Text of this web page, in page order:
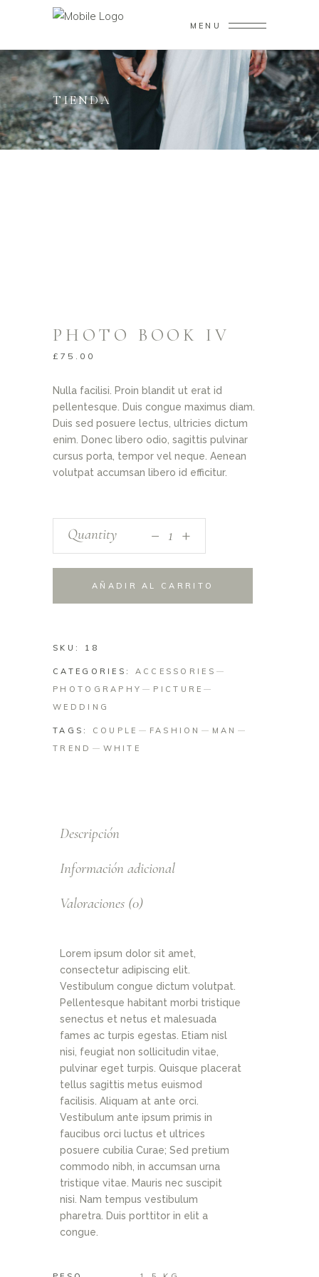
MENU
TIENDA
PHOTO BOOK IV
£ 75.00
Nulla facilisi. Proin blandit ut erat id
pellentesque. Duis congue maximus diam.
Duis sed posuere lectus, ultricies dictum
enim. Donec libero odio, sagittis pulvinar
cursus porta, tempor vel neque. Aenean
volutpat accumsan libero id efficitur.
Quantity +
AÑADIR AL CARRITO
SKU: 18
CATEGORIES: ACCESSORIES
PHOTOGRAPHY
PICTURE
WEDDING
TAGS: COUPLE FASHION
MAN
TREND
WHITE
Descripción
Información adicional
Valoraciones (0)
Lorem ipsum dolor sit amet,
consectetur adipiscing elit.
Vestibulum congue dictum volutpat.
Pellentesque habitant morbi tristique
senectus et netus et malesuada
fames ac turpis egestas. Etiam nisl
nisi, feugiat non sollicitudin vitae,
pulvinar eget turpis. Quisque placerat
tellus sagittis metus euismod
facilisis. Aliquam at ante orci.
Vestibulum ante ipsum primis in
faucibus orci luctus et ultrices
posuere cubilia Curae; Sed pretium
commodo nibh, in accumsan urna
tristique vitae. Mauris nec suscipit
nisi. Nam tempus vestibulum
pharetra. Duis porttitor in elit a
congue.